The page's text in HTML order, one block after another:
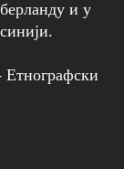
и у
Етнографски